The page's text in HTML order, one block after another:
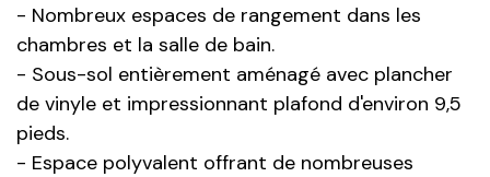
- Nombreux espaces de rangement dans les
chambres et la salle de bain.
- Sous-sol entièrement aménagé avec plancher
de vinyle et impressionnant plafond d'environ 9,5
pieds.
- Espace polyvalent offrant de nombreuses